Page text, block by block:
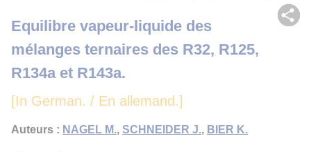
Equilibre vapeur-liquide des
mélanges ternaires des R32, R125,
R134a et R143a.
[In German. / En allemand.]
Auteurs : NAGEL M., SCHNEIDER J., BIER K.